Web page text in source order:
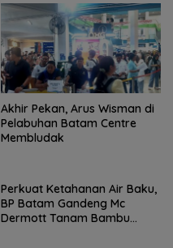
Akhir Pekan, Arus Wisman di
Pelabuhan Batam Centre
Membludak
Perkuat Ketahanan Air Baku,
BP Batam Gandeng Mc
Dermott Tanam Bambu